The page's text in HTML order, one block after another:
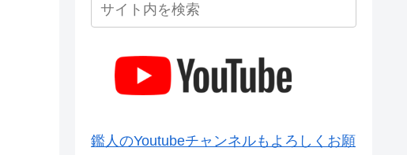
鑑人のYoutubeチャンネルもよろしくお願